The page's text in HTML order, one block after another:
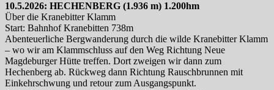
10.5.2026: HECHENBERG (1.936 m) 1.200hm
Über die Kranebitter Klamm
Start: Bahnhof Kranebitten 738m
Abenteuerliche Bergwanderung durch die wilde Kranebitter Klamm
– wo wir am Klammschluss auf den Weg Richtung Neue
Magdeburger Hütte treffen. Dort zweigen wir dann zum
Hechenberg ab. Rückweg dann Richtung Rauschbrunnen mit
Einkehrschwung und retour zum Ausgangspunkt.